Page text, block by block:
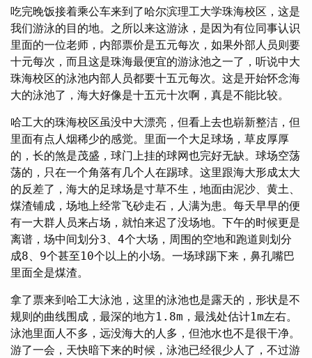
吃完晚饭接着乘公车来到了哈尔滨理工大学珠海校区，这是
我们游泳的目的地。之所以来这游泳，是因为有位同事认识
里面的一位老师，内部票价是五元每次，如果外部人员则要
十元每次，而且这是珠海最便宜的游泳池之一了，听说中大
珠海校区的泳池内部人员都要十五元每次。这是开始怀念海
大的泳池了，海大好像是十五元十次啊，真是不能比较。
哈工大的珠海校区虽没中大漂亮，但看上去也崭新整洁，但
里面有点人烟稀少的感觉。里面一个大足球场，草皮厚厚
的，长的煞是茂盛，球门上挂的球网也完好无缺。球场空荡
荡的，只在一个角落有几个人在踢球。这里跟海大形成太大
的反差了，海大的足球场是寸草不生，地面由泥沙、黄土、
煤渣铺成，场地上经常飞砂走石，人满为患。每天早早的便
有一大群人员来占场，就怕来迟了没场地。下午的时候更是
离谱，场中间划分3、4个大场，周围的空地和跑道则划分
成8、9个甚至10个以上的小场。一场球踢下来，鼻孔嘴巴
里面全是煤渣。
拿了票来到哈工大泳池，这里的泳池也是露天的，形状是不
规则的曲线围成，最深的地方1.8m，最浅处估计1m左右。
泳池里面人不多，远没海大的人多，但池水也不是很干净。
游了一会，天快暗下来的时候，泳池已经很少人了，不过游